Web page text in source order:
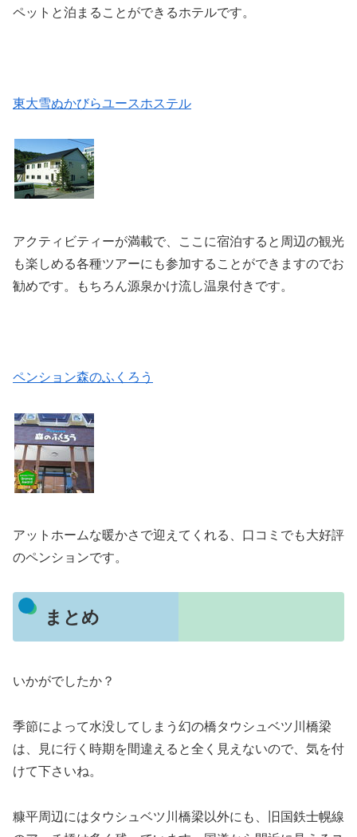
ペットと泊まることができるホテルです。
東大雪ぬかびらユースホステル
アクティビティーが満載で、ここに宿泊すると周辺の観光
も楽しめる各種ツアーにも参加することができますのでお
勧めです。もちろん源泉かけ流し温泉付きです。
ペンション森のふくろう
アットホームな暖かさで迎えてくれる、口コミでも大好評
のペンションです。
まとめ
いかがでしたか？
季節によって水没してしまう幻の橋タウシュベツ川橋梁
は、見に行く時期を間違えると全く見えないので、気を付
けて下さいね。
糠平周辺にはタウシュベツ川橋梁以外にも、旧国鉄士幌線